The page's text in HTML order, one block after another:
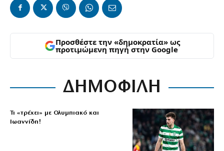
Προσθέστε την «δημοκρατία» ως
προτιμώμενη πηγή στην Google
ΔΗΜΟΦΙΛΗ
Τι «τρέχει» με Ολυμπιακό και
Ιωαννίδη!